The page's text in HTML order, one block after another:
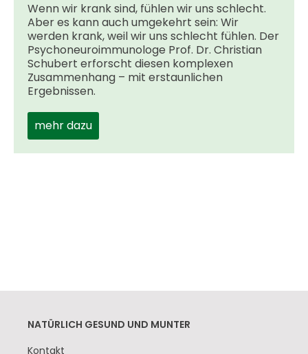
Wenn wir krank sind, fühlen wir uns schlecht.
Aber es kann auch umgekehrt sein: Wir
werden krank, weil wir uns schlecht fühlen. Der
Psychoneuroimmunologe Prof. Dr. Christian
Schubert erforscht diesen komplexen
Zusammenhang – mit erstaunlichen
Ergebnissen.
mehr dazu
NATÜRLICH GESUND UND MUNTER
Navigation
Kontakt